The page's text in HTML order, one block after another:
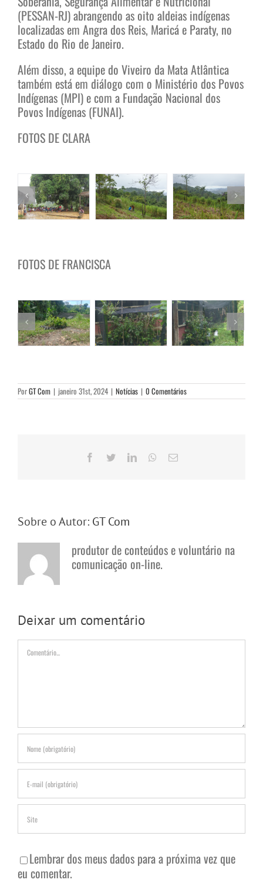
(PESSAN-RJ) abrangendo as oito aldeias indígenas
localizadas em Angra dos Reis, Maricá e Paraty, no
Estado do Rio de Janeiro.
Além disso, a equipe do Viveiro da Mata Atlântica
também está em diálogo com o Ministério dos Povos
Indígenas (MPI) e com a Fundação Nacional dos
Povos Indígenas (FUNAI).
FOTOS DE CLARA
FOTOS DE FRANCISCA
PorGT Com | janeiro 31st, 2024 | Notícias | 0 Comentários
Facebook
TwitterLinkedInWhatsApp
E-
Sobre o Autor: GT Com
produtor de conteúdos e voluntário na
comunicação on-line.
Deixar um comentário
Comentário
Lembrar dos meus dados para a próxima vez que
eu comentar.